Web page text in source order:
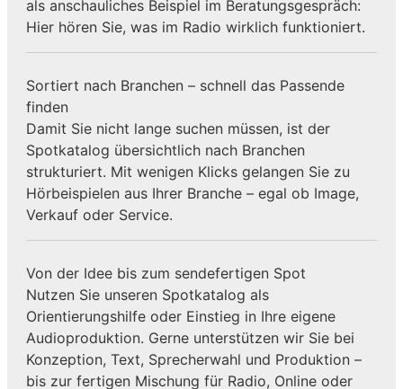
als anschauliches Beispiel im Beratungsgespräch:
Hier hören Sie, was im Radio wirklich funktioniert.
Sortiert nach Branchen – schnell das Passende
finden
Damit Sie nicht lange suchen müssen, ist der
Spotkatalog übersichtlich nach Branchen
strukturiert. Mit wenigen Klicks gelangen Sie zu
Hörbeispielen aus Ihrer Branche – egal ob Image,
Verkauf oder Service.
Von der Idee bis zum sendefertigen Spot
Nutzen Sie unseren Spotkatalog als
Orientierungshilfe oder Einstieg in Ihre eigene
Audioproduktion. Gerne unterstützen wir Sie bei
Konzeption, Text, Sprecherwahl und Produktion –
bis zur fertigen Mischung für Radio, Online oder